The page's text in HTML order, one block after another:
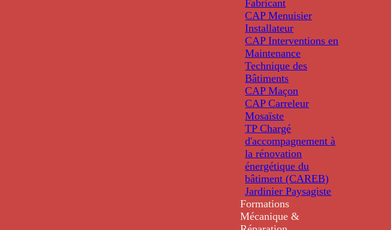
Fabricant
CAP Menuisier
Installateur
CAP Interventions en
Maintenance
Technique des
Bâtiments
CAP Maçon
CAP Carreleur
Mosaïste
TP Chargé
d'accompagnement à
la rénovation
énergétique du
bâtiment (CAREB)
Jardinier Paysagiste
Formations
Mécanique &